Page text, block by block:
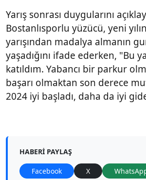
Yarış sonrası duygularını
Bostanlısporlu yüzücü, yeni
yarışından madalya almanın
yaşadığını ifade ederken, "Bu
katıldım. Yabancı bir parkur
başarı olmaktan son derece
2024 iyi başladı, daha da iyi
HABERI PAYLAŞ
Facebook X